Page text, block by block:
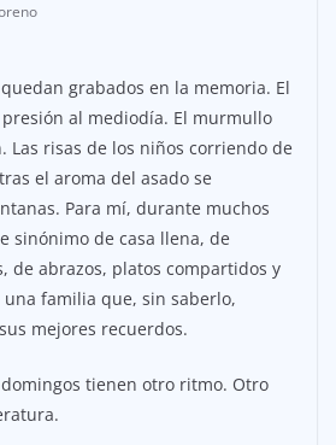
grabados en la memoria. El
al mediodía. El murmullo
Las risas de los niños corriendo de
el aroma del asado se
Para mí, durante muchos
sinónimo de casa llena, de
de abrazos, platos compartidos y
familia que, sin saberlo,
mejores recuerdos.
tienen otro ritmo. Otro